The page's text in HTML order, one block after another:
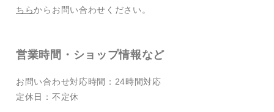
ちらからお問い合わせください。
営業時間・ショップ情報など
お問い合わせ対応時間：24時間対応
定休日：不定休